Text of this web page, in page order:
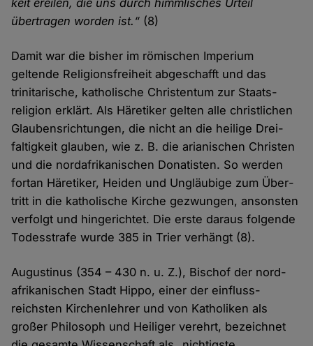
keit ereilen, die uns durch himmlisches Urteil
übertragen worden ist.“ (8)
Damit war die bisher im römischen Imperium
geltende Religions­freiheit abgeschafft und das
trinitarische, katholische Christen­tum zur Staats­
religion erklärt. Als Häretiker gelten alle christlichen
Glaubens­richtungen, die nicht an die heilige Drei­
faltigkeit glauben, wie z. B. die arianischen Christen
und die nord­­afrikanischen Donatisten. So werden
fortan Häretiker, Heiden und Ungläubige zum Über­
tritt in die katholische Kirche gezwungen, ansonsten
verfolgt und hin­gerichtet. Die erste daraus folgende
Todes­strafe wurde 385 in Trier verhängt (8).
Augustinus (354 – 430 n. u. Z.), Bischof der nord­
afrikanischen Stadt Hippo, einer der einfluss­­
reichsten Kirchen­lehrer und von Katholiken als
großer Philosoph und Heiliger verehrt, bezeichnet